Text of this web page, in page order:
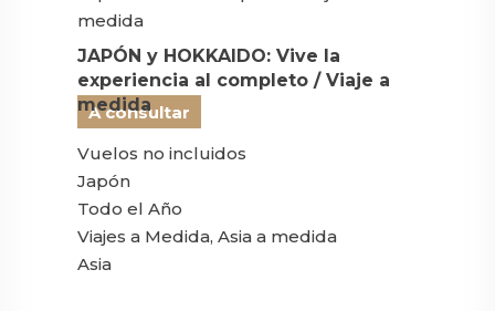
A consultar
JAPÓN y HOKKAIDO: Vive la
experiencia al completo / Viaje a
medida
Vuelos no incluidos
Japón
Todo el Año
Viajes a Medida, Asia a medida
Asia